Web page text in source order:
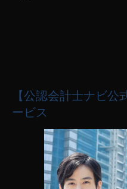
【公認会計士ナビ
ービス